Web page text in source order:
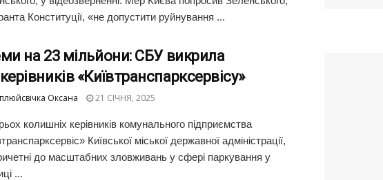
Конституції, «не допустити руйнування ...
на 23 мільйони: СБУ викрила
«Київтранспарксервісу»
Оксана 21 СІЧНЯ, 2025
колишніх керівників комунального підприємства
Київської міської державної адміністрації,
до масштабних зловживань у сфері паркування у
...